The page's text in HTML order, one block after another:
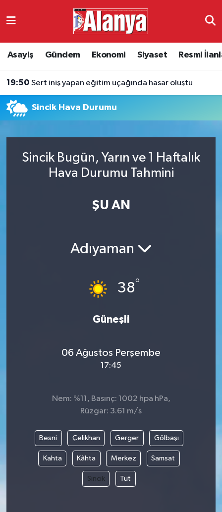
Asayiş Gündem Ekonomi Siyaset Resmi
19:50 Sert iniş yapan eğitim uçağında hasar oluştu
Sincik Hava Durumu
Sincik Bugün, Yarın ve 1 Haftalık
Hava Durumu Tahmini
ŞU AN
Adıyaman
38°
Güneşli
06 Ağustos Perşembe
17:45
Nem: %11, Basınç: 1002 hpa hPa,
Rüzgar: 3.61 m/s
Besni Çelikhan Gerger Gölbaşı
Kahta Kâhta Merkez Samsat
Sincik Tut
Ekonomi
Siyaset
Resmi İlanlar
Alanyaspor
Antalya Namaz Vakitleri
Antalya Trafik Yoğunluk Haritası
Süper Lig Puan Durumu ve Fikstür
Tüm Manşetler